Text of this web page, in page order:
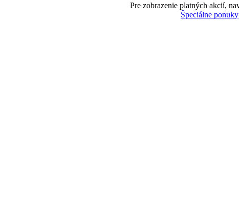
Pre zobrazenie platných akcií,
Špeciálne ponuky